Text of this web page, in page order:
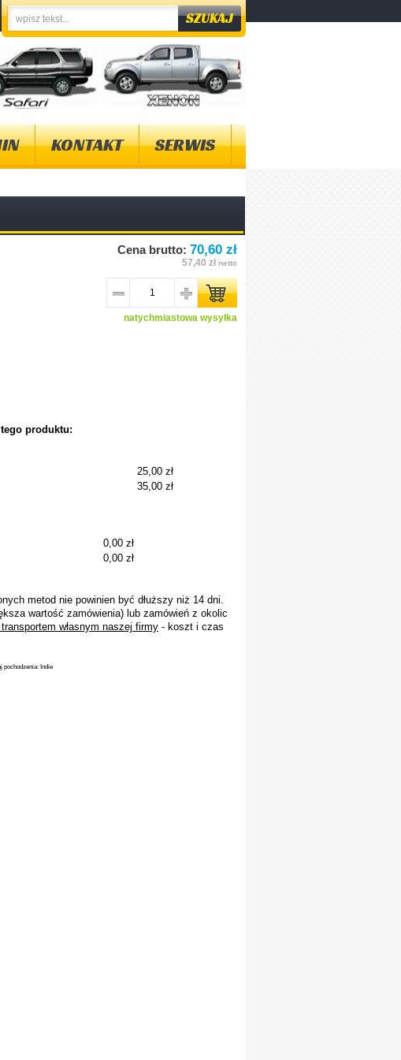
KONTAKT SERWIS
Cena brutto: 70,60 zł
57,40 zł netto
natychmiastowa wysyłka
produktu:
25,00 zł
35,00 zł
0,00 zł
0,00 zł
metod nie powinien być dłuższy niż 14 dni.
wartość zamówienia) lub zamówień z okolic
własnym naszej firmy - koszt i czas
pochodzenia: Indie